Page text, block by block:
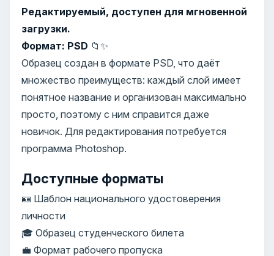
Редактируемый, доступен для мгновенной
загрузки.
Формат: PSD 📁✨
Образец создан в формате PSD, что даёт
множество преимуществ: каждый слой имеет
понятное название и организован максимально
просто, поэтому с ним справится даже
новичок. Для редактирования потребуется
программа Photoshop.
Доступные форматы
🪪 Шаблон национального удостоверения
личности
🎓 Образец студенческого билета
💼 Формат рабочего пропуска